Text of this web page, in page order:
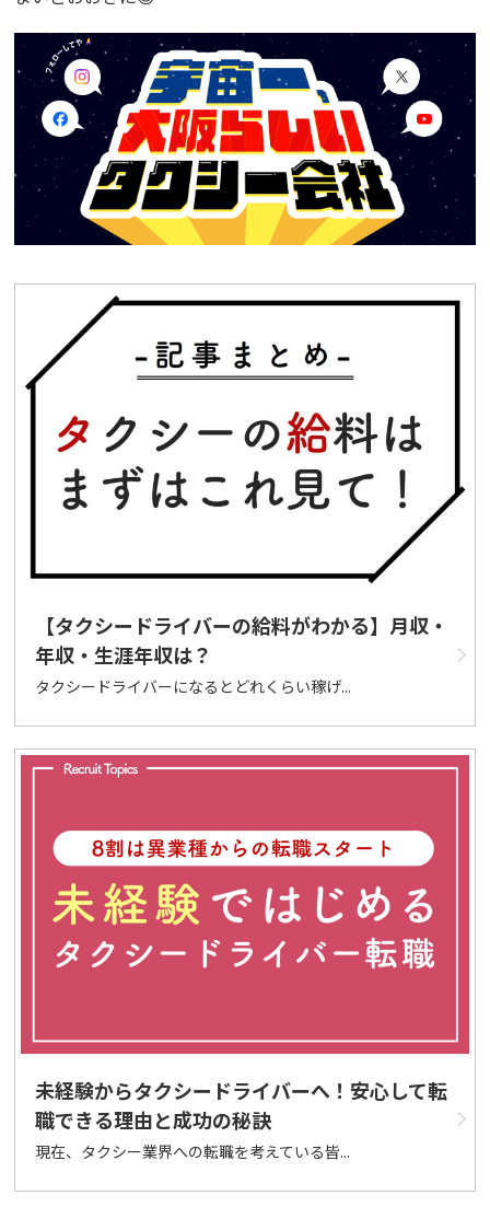
【タクシードライバーの給料がわかる】月収・
年収・生涯年収は？
タクシードライバーになるとどれくらい稼げ...
未経験からタクシードライバーへ！安心して転
職できる理由と成功の秘訣
現在、タクシー業界への転職を考えている皆...